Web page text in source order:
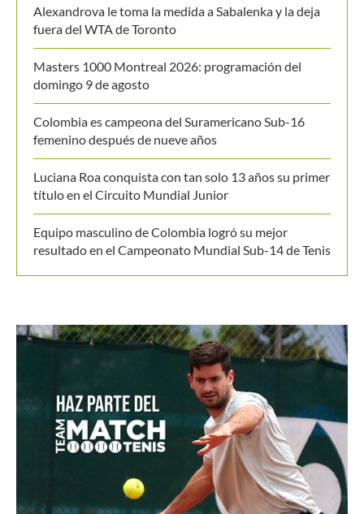
Alexandrova le toma la medida a Sabalenka y la deja
fuera del WTA de Toronto
Masters 1000 Montreal 2026: programación del
domingo 9 de agosto
Colombia es campeona del Suramericano Sub-16
femenino después de nueve años
Luciana Roa conquista con tan solo 13 años su primer
título en el Circuito Mundial Junior
Equipo masculino de Colombia logró su mejor
resultado en el Campeonato Mundial Sub-14 de Tenis